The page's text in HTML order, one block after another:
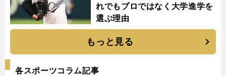
れでもプロではなく大学進学を
選ぶ理由
もっと見る
各スポーツコラム記事